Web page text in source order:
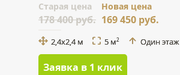
Cтарая цена
178 400 руб.
Новая цена
169 450 руб.
2,4x2,4 м 5 м2 Один этаж
Заявка в 1 клик